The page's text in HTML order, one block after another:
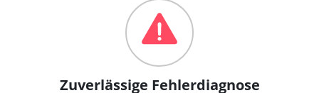
Zuverlässige Fehlerdiagnose